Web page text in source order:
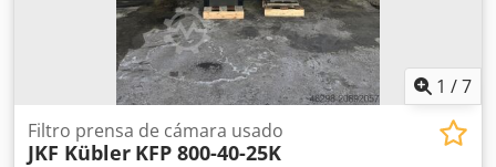
1 /7
Filtro prensa de cámara usado
JKF Kübler KFP 800-40-25K